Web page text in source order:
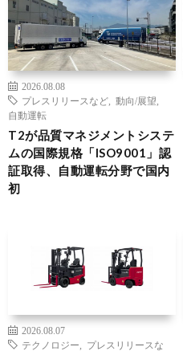
2026.08.08
プレスリリースなど
動向/展望
自動運転
T2が品質マネジメントシステ
ムの国際規格「ISO9001」認
証取得、自動運転分野で国内
初
2026.08.07
テクノロジー
プレスリリースな